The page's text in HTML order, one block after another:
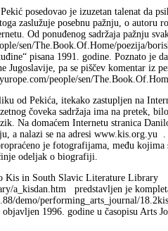
posedovao je izuzetan talenat da
zaslužuje posebnu pažnju, o autoru
Od ponuđenog sadržaja pažnju
sen/The.Book.Of.Home/poezija/
pisana 1991. godine. Poznato je
Jugoslavije, pa se piščev komentar iz
people/sen/
od Pekića, itekako zastupljen na
čoveka sadržaja ima na pretek,
Na domaćem Internetu stranica
a nalazi se na adresi www.kis.org.yu
je fotografijama, među
odeljak o biografiji.
Kis in South Slavic Literature Library
a_kisdan.htm
predstavljen je
demo/performing_arts_journal/
1996. godine u časopisu Arts